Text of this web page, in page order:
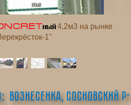
ный4,2м3 на рынке
1"
Вознесенка, сосновский р-